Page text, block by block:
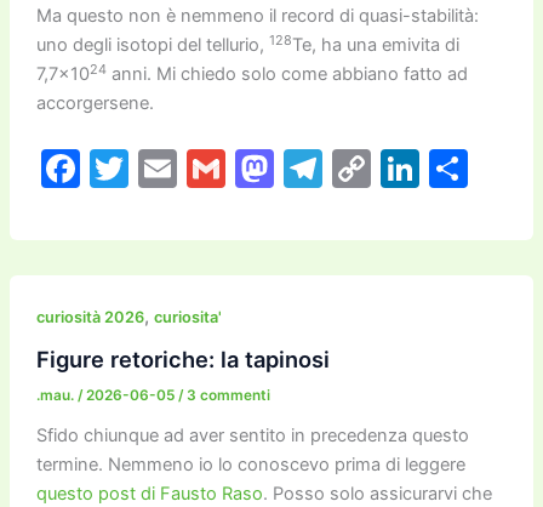
Ma questo non è nemmeno il record di quasi-stabilità:
uno degli isotopi del tellurio, 128Te, ha una emivita di
7,7×1024anni. Mi chiedo solo come abbiano fatto ad
accorgersene.
F
c
e
b
o
o
k
T
itt
er
E
ai
l
G
ai
l
M
st
o
o
T
e
gr
m
C
p
y
Li
k
e
C
n
di
curiosità 2026, curiosita'
Figure retoriche: la tapinosi
.mau. /2026-06-05 / 3 commenti
Sfido chiunque ad aver sentito in precedenza questo
termine. Nemmeno io lo conoscevo prima di leggere
questo post di Fausto Raso. Posso solo assicurarvi che